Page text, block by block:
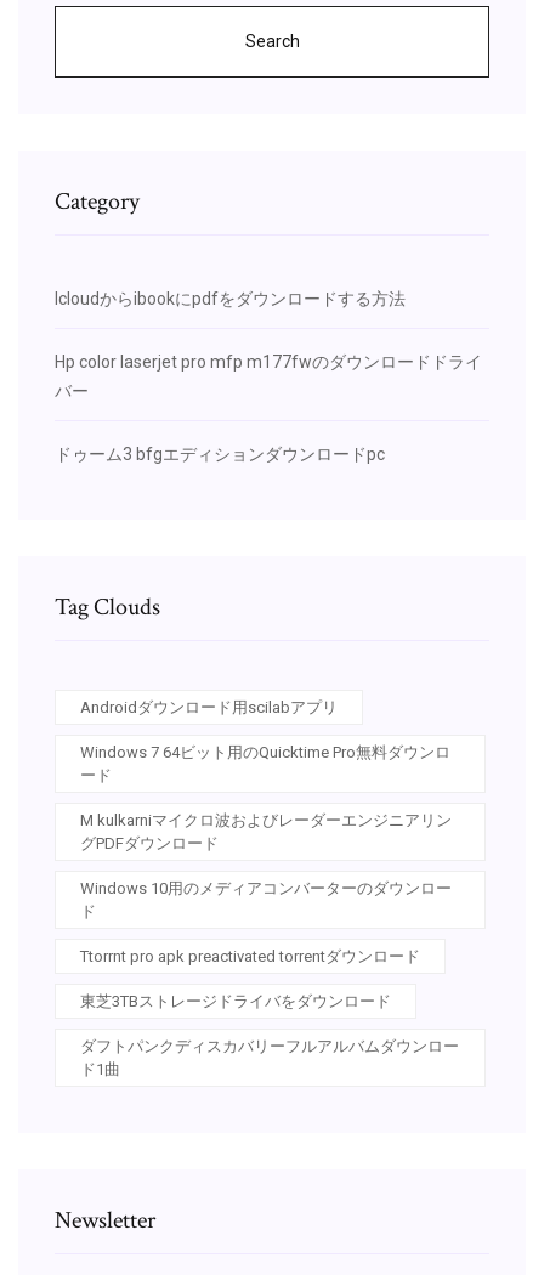
Search
Category
Icloudからibookにpdfをダウンロードする方法
Hp color laserjet pro mfp m177fwのダウンロードドライ
バー
ドゥーム3 bfgエディションダウンロードpc
Tag Clouds
Androidダウンロード用scilabアプリ
Windows 7 64ビット用のQuicktime Pro無料ダウンロ
ード
M kulkarniマイクロ波およびレーダーエンジニアリン
グPDFダウンロード
Windows 10用のメディアコンバーターのダウンロー
ド
Ttorrnt pro apk preactivated torrentダウンロード
東芝3TBストレージドライバをダウンロード
ダフトパンクディスカバリーフルアルバムダウンロー
ド1曲
Newsletter